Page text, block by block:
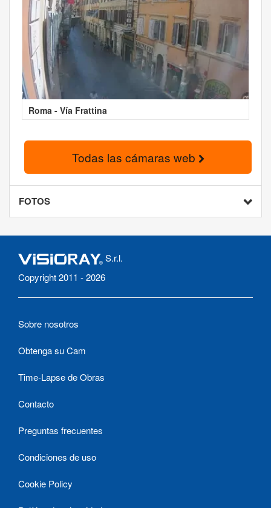
Roma - Vía Frattina
Todas las cámaras web
FOTOS
S.r.l.
Copyright 2011 - 2026
Sobre nosotros
Obtenga su Cam
Time-Lapse de Obras
Contacto
Preguntas frecuentes
Condiciones de uso
Cookie Policy